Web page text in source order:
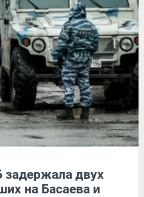
задержала двух
на Басаева и